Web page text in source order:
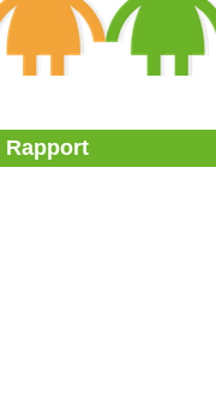
Rapport